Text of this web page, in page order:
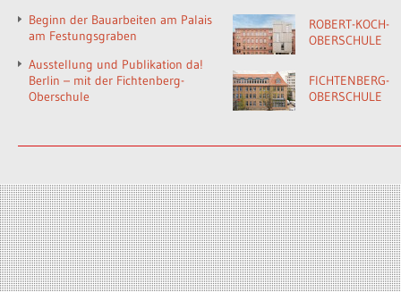
Beginn der Bauarbeiten am Palais
am Festungsgraben
Ausstellung und Publikation da!
Berlin – mit der Fichtenberg-
Oberschule
ROBERT-KOCH-
OBERSCHULE
FICHTENBERG-
OBERSCHULE